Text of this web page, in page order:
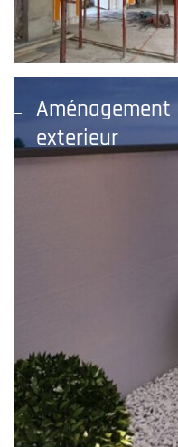
Aménagement
exterieur